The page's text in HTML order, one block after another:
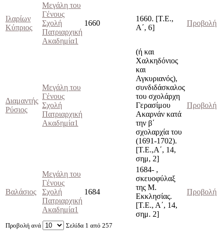
Προβολή ανά Σελίδα 1 από 257
Ιλαρίων
Κύπριος
Μεγάλη του
Γένους
Σχολή
Πατριαρχική
Ακαδημία1
1660
1660. [Τ.Ε.,
Α΄, 6]
Προβολή
Διαμαντής
Ρύσιος
Μεγάλη του
Γένους
Σχολή
Πατριαρχική
Ακαδημία1
(ή και
Χαλκηδόνιος
και
Αγκυριανός),
συνδιδάσκαλος
του σχολάρχη
Γερασίμου
Ακαρνάν κατά
την β΄
σχολαρχία του
(1691-1702).
[Τ.Ε.,Α΄, 14,
σημ, 2]
Προβολή
Βαλάσιος
Μεγάλη του
Γένους
Σχολή
Πατριαρχική
Ακαδημία1
1684
1684- ,
σκευοφύλαξ
της Μ.
Εκκλησίας.
[Τ.Ε., Α΄, 14,
σημ. 2]
Προβολή